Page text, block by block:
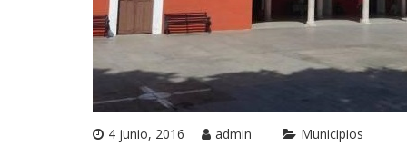
4 junio, 2016 admin Municipios